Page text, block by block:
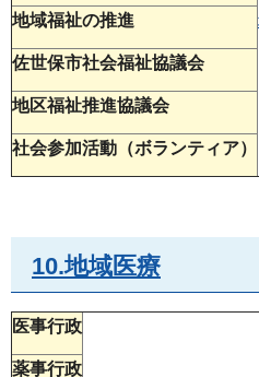
地域福祉の推進
佐世保市社会福祉協議会
地区福祉推進協議会
社会参加活動（ボランティア）
10.地域医療
医事行政
薬事行政